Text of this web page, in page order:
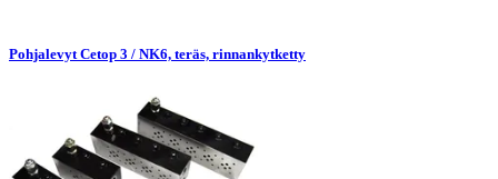
Pohjalevyt Cetop 3 / NK6, teräs, rinnankytketty